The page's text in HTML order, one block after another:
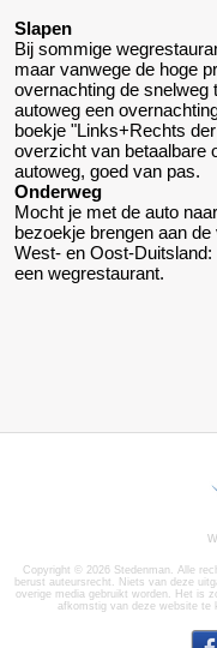
Slapen
Bij sommige
maar vanwege de hoge
overnachting de snelweg
autoweg een
boekje "Links+Rechts
overzicht van betaalbare
autoweg, goed van pas.
Onderweg
Mocht je met de auto
bezoekje brengen aan
West- en Oost-Duitsland:
een wegrestaurant.
Copyright © 2026 Stedenman. Alle
berust auteursrecht. Niets van deze
overige media gebruikt worden. Het is
afkomstig van deze website te